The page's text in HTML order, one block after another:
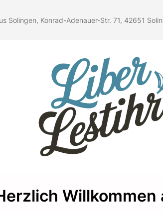
Solingen, Konrad-Adenauer-Str. 71, 42651